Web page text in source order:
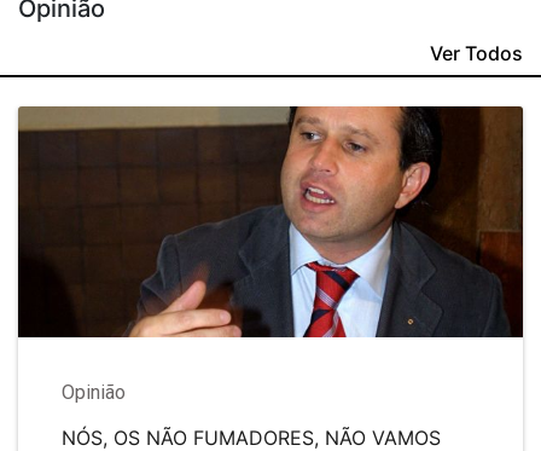
Opinião
Ver Todos
Opinião
NÓS, OS NÃO FUMADORES, NÃO VAMOS